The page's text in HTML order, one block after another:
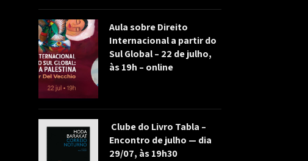
Aula sobre Direito
Internacional a partir do
Sul Global – 22 de julho,
às 19h – online
Clube do Livro Tabla –
Encontro de julho — dia
29/07, às 19h30